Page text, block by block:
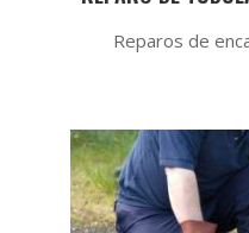
Reparos de